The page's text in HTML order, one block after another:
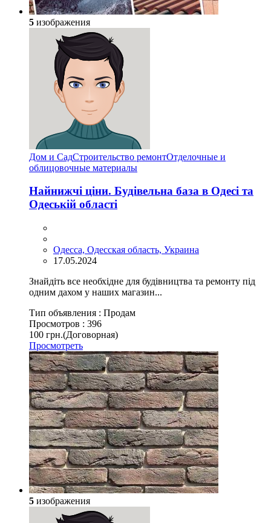
5 изображения
Дом и СадСтроительство ремонтОтделочные и
облицовочные материалы
Найнижчі ціни. Будівельна база в Одесі та
Одеській області
Одесса, Одесская область, Украина
17.05.2024
Знайдіть все необхідне для будівництва та ремонту під
одним дахом у наших магазин...
Тип объявления : Продам
Просмотров : 396
100 грн.(Договорная)
Просмотреть
5 изображения